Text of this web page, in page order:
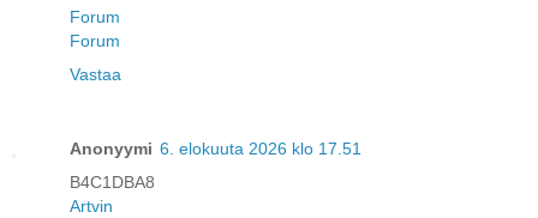
Forum
Forum
Vastaa
Anonyymi 6. elokuuta 2026 klo 17.51
B4C1DBA8
Artvin